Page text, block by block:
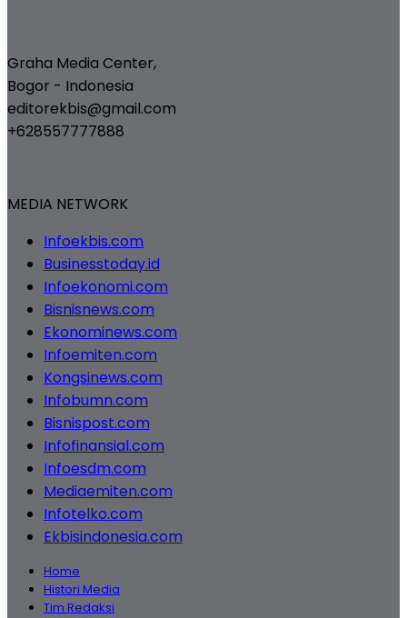
Graha Media Center,
Bogor - Indonesia
editorekbis@gmail.com
+628557777888
MEDIA NETWORK
Infoekbis.com
Businesstoday.id
Infoekonomi.com
Bisnisnews.com
Ekonominews.com
Infoemiten.com
Kongsinews.com
Infobumn.com
Bisnispost.com
Infofinansial.com
Infoesdm.com
Mediaemiten.com
Infotelko.com
Ekbisindonesia.com
Home
Histori Media
Tim Redaksi